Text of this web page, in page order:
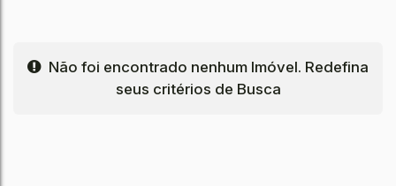
Não foi encontrado nenhum Imóvel. Redefina
seus critérios de Busca